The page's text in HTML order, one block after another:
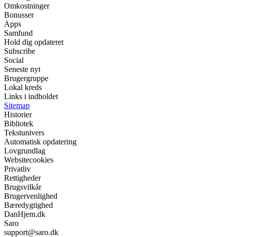
Omkostninger
Bonusser
Apps
Samfund
Hold dig opdateret
Subscribe
Social
Seneste nyt
Brugergruppe
Lokal kreds
Links i indholdet
Sitemap
Historier
Bibliotek
Tekstunivers
Automatisk opdatering
Lovgrundlag
Websitecookies
Privatliv
Rettigheder
Brugsvilkår
Brugervenlighed
Bæredygtighed
DanHjem.dk
Saro
support@saro.dk